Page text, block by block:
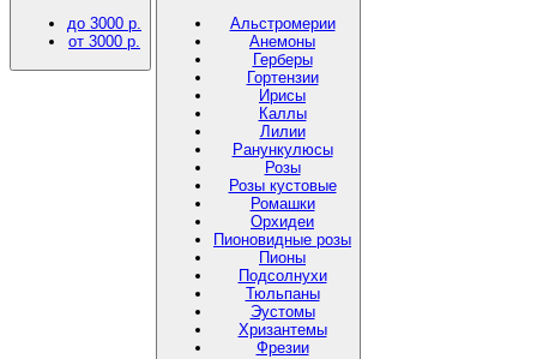
до 3000 р.
от 3000 р.
Альстромерии
Анемоны
Герберы
Гортензии
Ирисы
Каллы
Лилии
Ранункулюсы
Розы
Розы кустовые
Ромашки
Орхидеи
Пионовидные розы
Пионы
Подсолнухи
Тюльпаны
Эустомы
Хризантемы
Фрезии